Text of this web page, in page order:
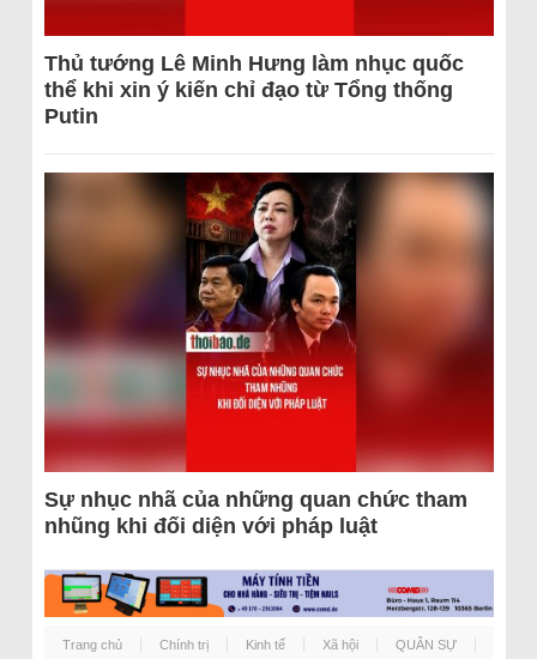
Thủ tướng Lê Minh Hưng làm nhục quốc
thể khi xin ý kiến chỉ đạo từ Tổng thống
Putin
Sự nhục nhã của những quan chức tham
nhũng khi đối diện với pháp luật
Trang chủ Chính trị Kinh tế Xã hội QUÂN SỰ